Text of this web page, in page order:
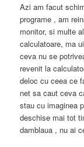
Azi am facut
programe , am
monitor, si multe
calculatoare, ma
ceva nu se
revenit la
deloc cu ceea ce
net sa caut ceva
stau cu imaginea
deschise mai tot
damblaua , nu ai